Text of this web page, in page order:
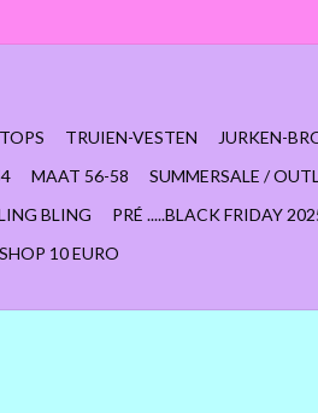
TRUIEN-VESTEN JURKEN-
MAAT 56-58 SUMMERSALE /
BLING
PRÉ .....BLACK FRIDAY
10 EURO